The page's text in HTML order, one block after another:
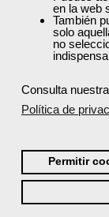
en la web
También
solo
no
Consulta nuestra
Política de
Permitir